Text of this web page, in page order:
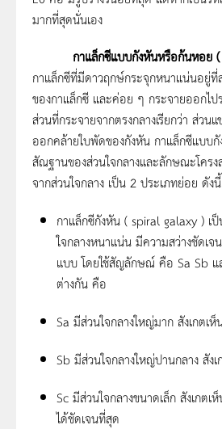
มากที่สุดนั่นเอง
กาแล็กซีแบบกังหันหรือก้นหอย (
กาแล็กซีที่มีดาวฤกษ์กระจุกหนาแน่นอยู่ที่
ของกาแล็กซี และค่อย ๆ กระจายออกไป
ส่วนที่กระจายจากตรงกลางเรียกว่า ส่ว
ออกคล้ายใบพัดของกังหัน กาแล็กซีแบบ
สัณฐานของส่วนใจกลางและลักษณะโครง
จากส่วนใจกลาง เป็น 2 ประเภทย่อย ดังนี้
กาแล็กซีกังหัน ( spiral galaxy ) เ
ใจกลางหนาแน่น มีความสว่างชัดเ
แบบ โดยใช้สัญลักษณ์ คือ Sa Sb แ
ต่างกัน คือ
Sa มีส่วนใจกลางใหญ่มาก สังเกตเ
Sb มีส่วนใจกลางใหญ่ปานกลาง สัง
Sc มีส่วนใจกลางขนาดเล็ก สังเกตเ
ได้ชัดเจนที่สุด